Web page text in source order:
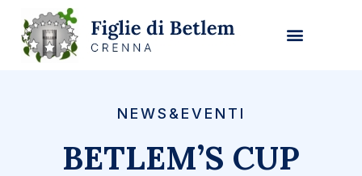
NEWS&EVENTI
BETLEM’S CUP